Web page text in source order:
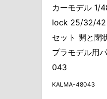
カーモデル 1/
lock 25/32/42
セット 開と閉
プラモデル用
043
KALMA-48043